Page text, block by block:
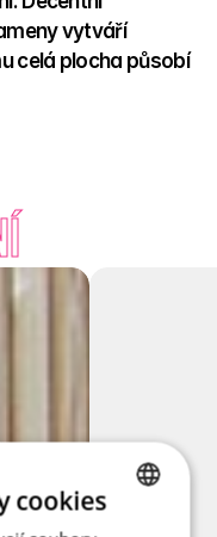
vytváří
celá plocha působí
charakter.
nosnost zvládne i
cookies